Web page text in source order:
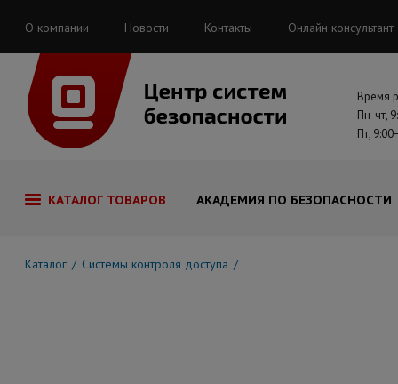
О компании Новости Контакты Онлайн консультант
Время
Пн-чт,
Пт,
КАТАЛОГ ТОВАРОВ АКАДЕМИЯ ПО БЕЗОПАСНОСТИ
Каталог Системы контроля доступа